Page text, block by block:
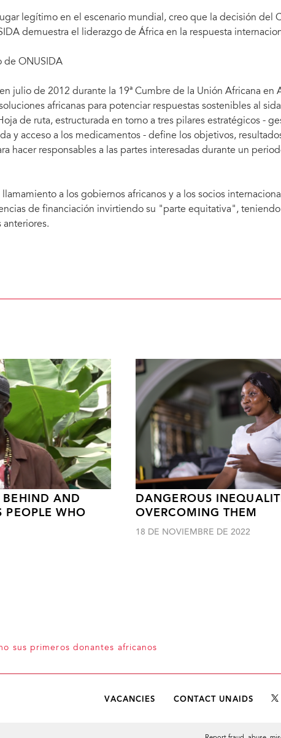
legítimo en el escenario mundial, creo que la decisión del
demuestra el liderazgo de África en la respuesta
de ONUSIDA
julio de 2012 durante la 19ª Cumbre de la Unión Africana en
africanas para potenciar respuestas sostenibles al
de ruta, estructurada en torno a tres pilares estratégicos -
y acceso a los medicamentos - define los objetivos,
hacer responsables a las partes interesadas durante un
a los gobiernos africanos y a los socios
de financiación invirtiendo su "parte equitativa",
anteriores.
BEHIND AND
PEOPLE WHO
DANGEROUS
OVERCOMING THEM
18 DE NOVIEMBRE DE 2022
sus primeros donantes africanos
VACANCIES CONTACT UNAIDS